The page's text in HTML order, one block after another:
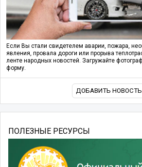
Если Вы стали свидетелем аварии, пожара,
явления, провала дороги или прорыва
ленте народных новостей. Загружайте
форму.
ДОБАВИТЬ НОВОСТЬ
ПОЛЕЗНЫЕ РЕСУРСЫ